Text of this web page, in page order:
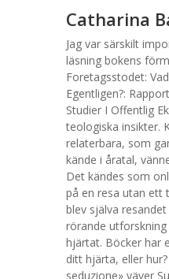
Catharina
Jag var särskilt
läsning bokens
Foretagsstodet:
Egentligen?:
Studier I Offentlig
teologiska insikter.
relaterbara, som
kände i åratal,
Det kändes som
på en resa utan ett
blev själva
rörande
hjärtat. Böcker har
ditt hjärta, eller
seduzione» väver